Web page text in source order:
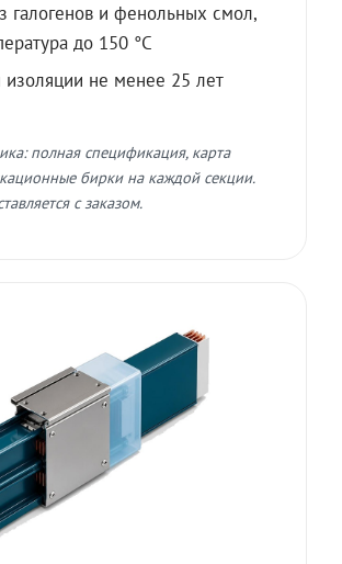
галогенов и фенольных смол,
до 150 °C
не менее 25 лет
полная спецификация, карта
бирки на каждой секции.
с заказом.